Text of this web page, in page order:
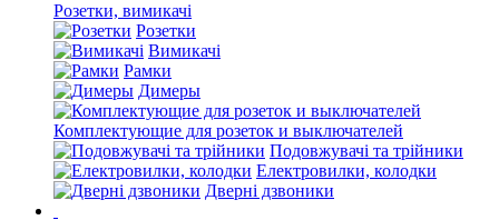
Розетки, вимикачі
Розетки
Вимикачі
Рамки
Димеры
Комплектующие для розеток и выключателей
Подовжувачі та трійники
Електровилки, колодки
Дверні дзвоники